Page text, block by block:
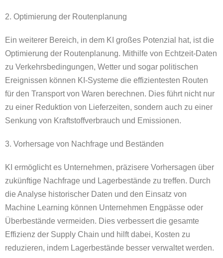
2. Optimierung der Routenplanung
Ein weiterer Bereich, in dem KI großes Potenzial hat, ist die
Optimierung der Routenplanung. Mithilfe von Echtzeit-Daten
zu Verkehrsbedingungen, Wetter und sogar politischen
Ereignissen können KI-Systeme die effizientesten Routen
für den Transport von Waren berechnen. Dies führt nicht nur
zu einer Reduktion von Lieferzeiten, sondern auch zu einer
Senkung von Kraftstoffverbrauch und Emissionen.
3. Vorhersage von Nachfrage und Beständen
KI ermöglicht es Unternehmen, präzisere Vorhersagen über
zukünftige Nachfrage und Lagerbestände zu treffen. Durch
die Analyse historischer Daten und den Einsatz von
Machine Learning können Unternehmen Engpässe oder
Überbestände vermeiden. Dies verbessert die gesamte
Effizienz der Supply Chain und hilft dabei, Kosten zu
reduzieren, indem Lagerbestände besser verwaltet werden.